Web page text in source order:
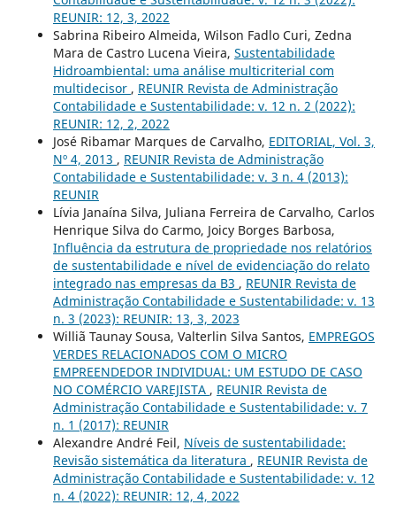
REUNIR: 12, 3, 2022
Sabrina Ribeiro Almeida, Wilson Fadlo Curi, Zedna
Mara de Castro Lucena Vieira, Sustentabilidade
Hidroambiental: uma análise multicriterial com
multidecisor , REUNIR Revista de Administração
Contabilidade e Sustentabilidade: v. 12 n. 2 (2022):
REUNIR: 12, 2, 2022
José Ribamar Marques de Carvalho, EDITORIAL, Vol. 3,
Nº 4, 2013 , REUNIR Revista de Administração
Contabilidade e Sustentabilidade: v. 3 n. 4 (2013):
REUNIR
Lívia Janaína Silva, Juliana Ferreira de Carvalho, Carlos
Henrique Silva do Carmo, Joicy Borges Barbosa,
Influência da estrutura de propriedade nos relatórios
de sustentabilidade e nível de evidenciação do relato
integrado nas empresas da B3 , REUNIR Revista de
Administração Contabilidade e Sustentabilidade: v. 13
n. 3 (2023): REUNIR: 13, 3, 2023
Williã Taunay Sousa, Valterlin Silva Santos, EMPREGOS
VERDES RELACIONADOS COM O MICRO
EMPREENDEDOR INDIVIDUAL: UM ESTUDO DE CASO
NO COMÉRCIO VAREJISTA , REUNIR Revista de
Administração Contabilidade e Sustentabilidade: v. 7
n. 1 (2017): REUNIR
Alexandre André Feil, Níveis de sustentabilidade:
Revisão sistemática da literatura , REUNIR Revista de
Administração Contabilidade e Sustentabilidade: v. 12
n. 4 (2022): REUNIR: 12, 4, 2022